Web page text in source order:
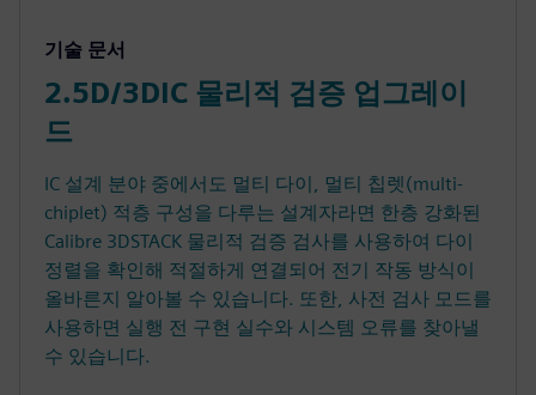
기술 문서
2.5D/3DIC 물리적 검증 업그레이
드
IC 설계 분야 중에서도 멀티 다이, 멀티 칩렛(multi-
chiplet) 적층 구성을 다루는 설계자라면 한층 강화된
Calibre 3DSTACK 물리적 검증 검사를 사용하여 다이
정렬을 확인해 적절하게 연결되어 전기 작동 방식이
올바른지 알아볼 수 있습니다. 또한, 사전 검사 모드를
사용하면 실행 전 구현 실수와 시스템 오류를 찾아낼
수 있습니다.